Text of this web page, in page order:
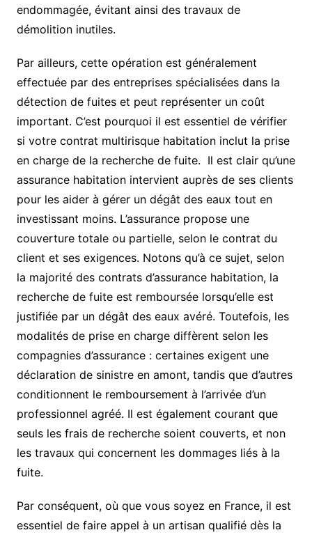
endommagée, évitant ainsi des travaux de
démolition inutiles.
Par ailleurs, cette opération est généralement
effectuée par des entreprises spécialisées dans la
détection de fuites et peut représenter un coût
important. C’est pourquoi il est essentiel de vérifier
si votre contrat multirisque habitation inclut la prise
en charge de la recherche de fuite. Il est clair qu’une
assurance habitation intervient auprès de ses clients
pour les aider à gérer un dégât des eaux tout en
investissant moins. L’assurance propose une
couverture totale ou partielle, selon le contrat du
client et ses exigences. Notons qu’à ce sujet, selon
la majorité des contrats d’assurance habitation, la
recherche de fuite est remboursée lorsqu’elle est
justifiée par un dégât des eaux avéré. Toutefois, les
modalités de prise en charge diffèrent selon les
compagnies d’assurance : certaines exigent une
déclaration de sinistre en amont, tandis que d’autres
conditionnent le remboursement à l’arrivée d’un
professionnel agréé. Il est également courant que
seuls les frais de recherche soient couverts, et non
les travaux qui concernent les dommages liés à la
fuite.
Par conséquent, où que vous soyez en France, il est
essentiel de faire appel à un artisan qualifié dès la